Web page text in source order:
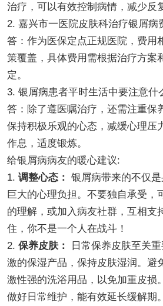
治疗，可以有效控制病情，减少反
2. 嘉兴市一医院皮肤科治疗银屑病
答：作为医保定点正规医院，费用
策覆盖，具体费用需根据治疗方案
定。
3. 银屑病患者平时生活中要注意什
答：除了遵医嘱治疗，还需注重保
保持积极乐观的心态，减缓心理压
作息，适度锻炼。
给银屑病病友的暖心建议:
1. 调整心态： 银屑病带来的不仅
巨大的心理负担。不要独自承受，
的理解，或加入病友社群，互相支
住，你不是一个人在战斗！
2. 保养皮肤：
日常保养皮肤至关
激的保湿产品，保持皮肤湿润。避
激性强的洗浴用品，以免加重皮损
做好日常维护，能有效延长缓解期。